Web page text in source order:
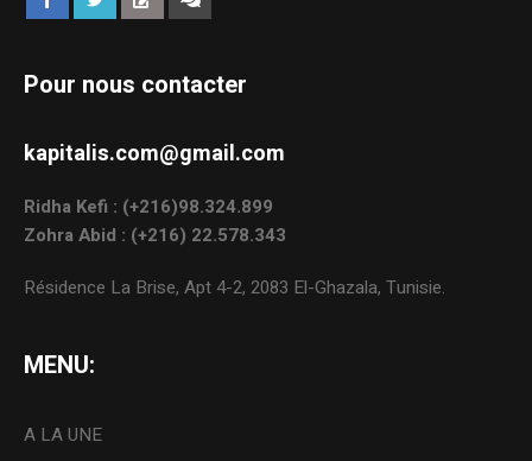
Pour nous contacter
kapitalis.com@gmail.com
Ridha Kefi : (+216)98.324.899
Zohra Abid : (+216) 22.578.343
Résidence La Brise, Apt 4-2, 2083 El-Ghazala, Tunisie.
MENU:
A LA UNE